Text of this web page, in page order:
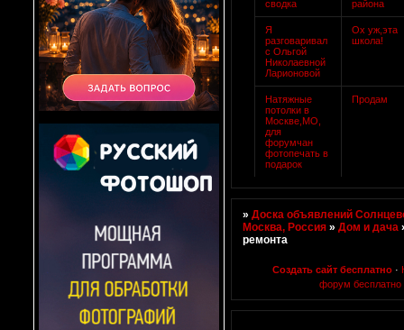
сводка
района
Я
разговаривал
с Ольгой
Николаевной
Ларионовой
Ох уж,эта
школа!
Натяжные
потолки в
Москве,МО,
для
форумчан
фотопечать в
подарок
Продам
»Доска объявлений
Москва, Россия »Дом и дача
ремонта
Создать сайт бесплатно ·
форум бесплатно